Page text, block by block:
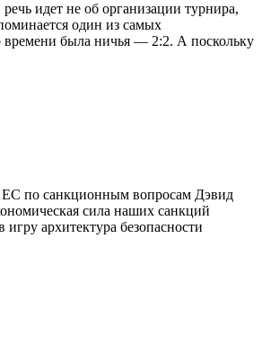
идет не об организации турнира,
один из самых
времени была ничья — 2:2. А поскольку
ЕС по санкционным вопросам Дэвид
сила наших санкций
архитектура безопасности